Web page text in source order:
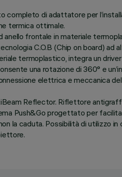
di adattatore per
termica ottimale.
anello frontale in materiale
C.O.B (Chip on board) ad
termoplastico, integra un
una rotazione di 360° e
elettrica e meccanica
Reflector. Riflettore
Push&Go progettato per
la caduta. Possibilità di utilizzo